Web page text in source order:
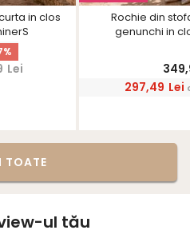
in clos
Lei
Rochie din
genunchi in
297,49 Lei
TOATE
ul tău